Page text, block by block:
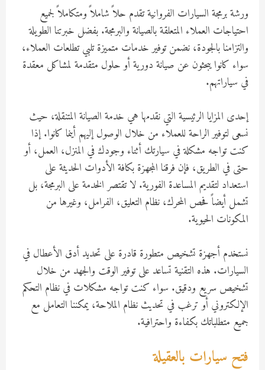
ورشة برمجة السيارات الفروانية تقدم حلاً شاملاً ومتكاملاً لجميع
احتياجات العملاء المتعلقة بالصيانة والبرمجة. بفضل خبرتنا الطويلة
والتزامنا بالجودة، نضمن توفير خدمات متميزة تلبي تطلعات العملاء،
سواء كانوا يبحثون عن صيانة دورية أو حلول متقدمة لمشاكل معقدة
في سياراتهم.
إحدى المزايا الرئيسية التي نقدمها هي خدمة الصيانة المتنقلة، حيث
نسعى لتوفير الراحة للعملاء من خلال الوصول إليهم أينما كانوا. إذا
كنت تواجه مشكلة في سيارتك أثناء وجودك في المنزل، العمل، أو
حتى في الطريق، فإن فرقنا المجهزة بكافة الأدوات الحديثة على
استعداد لتقديم المساعدة الفورية. لا تقتصر الخدمة على البرمجة، بل
تشمل أيضاً فحص المحرك، نظام التعليق، الفرامل، وغيرها من
المكونات الحيوية.
نستخدم أجهزة تشخيص متطورة قادرة على تحديد أدق الأعطال في
السيارات. هذه التقنية تساعد على توفير الوقت والجهد من خلال
تشخيص سريع ودقيق. سواء كنت تواجه مشكلات في نظام التحكم
الإلكتروني أو ترغب في تحديث نظام الملاحة، يمكننا التعامل مع
جميع متطلباتك بكفاءة واحترافية.
فتح سيارات بالعقيلة